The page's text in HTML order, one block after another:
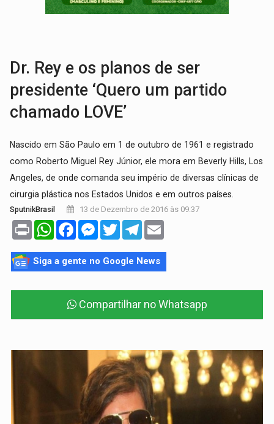
BARGANHA:Vai comprar celular usado? Veja como consultar o
Dr. Rey e os planos de ser
presidente ‘Quero um partido
chamado LOVE’
Nascido em São Paulo em 1 de outubro de 1961 e registrado
como Roberto Miguel Rey Júnior, ele mora em Beverly Hills, Los
Angeles, de onde comanda seu império de diversas clínicas de
cirurgia plástica nos Estados Unidos e em outros países.
SputnikBrasil 13 de Dezembro de 2016 às 09:37
Print WhatsAppFacebookMessenger
TwitterTelegram
Siga a gente no Google News
Compartilhar no Whatsapp